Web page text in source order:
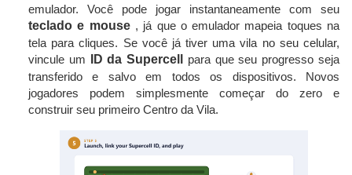
emulador. Você pode jogar instantaneamente com seu
teclado e mouse, já que o emulador mapeia toques na
tela para cliques. Se você já tiver uma vila no seu celular,
vincule um
ID da Supercell
para que seu progresso seja
transferido e salvo em todos os dispositivos. Novos
jogadores podem simplesmente começar do zero e
construir seu primeiro Centro da Vila.